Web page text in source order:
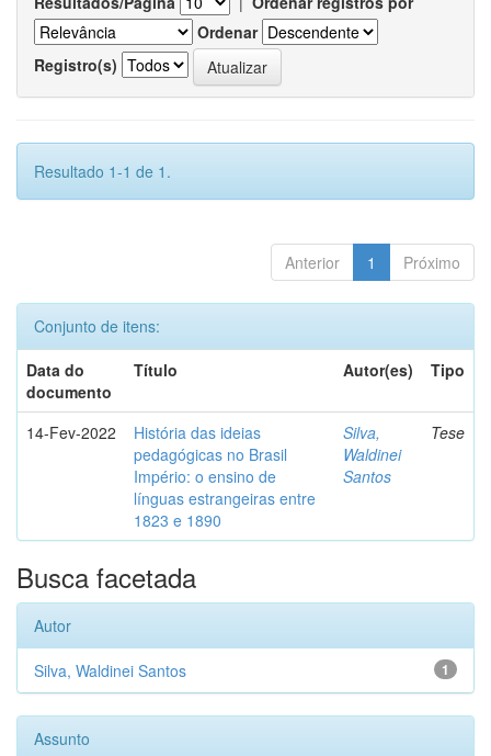
Ordenar
Registro(s)
Resultado 1-1 de 1.
Anterior 1 Próximo
Conjunto de itens:
Data do
documento
Título Autor(es) Tipo
14-Fev-2022
História das ideias
pedagógicas no Brasil
Império: o ensino de
línguas estrangeiras entre
1823 e 1890
Silva,
Waldinei
Santos
Tese
Busca facetada
Autor
1
Silva, Waldinei Santos
Assunto